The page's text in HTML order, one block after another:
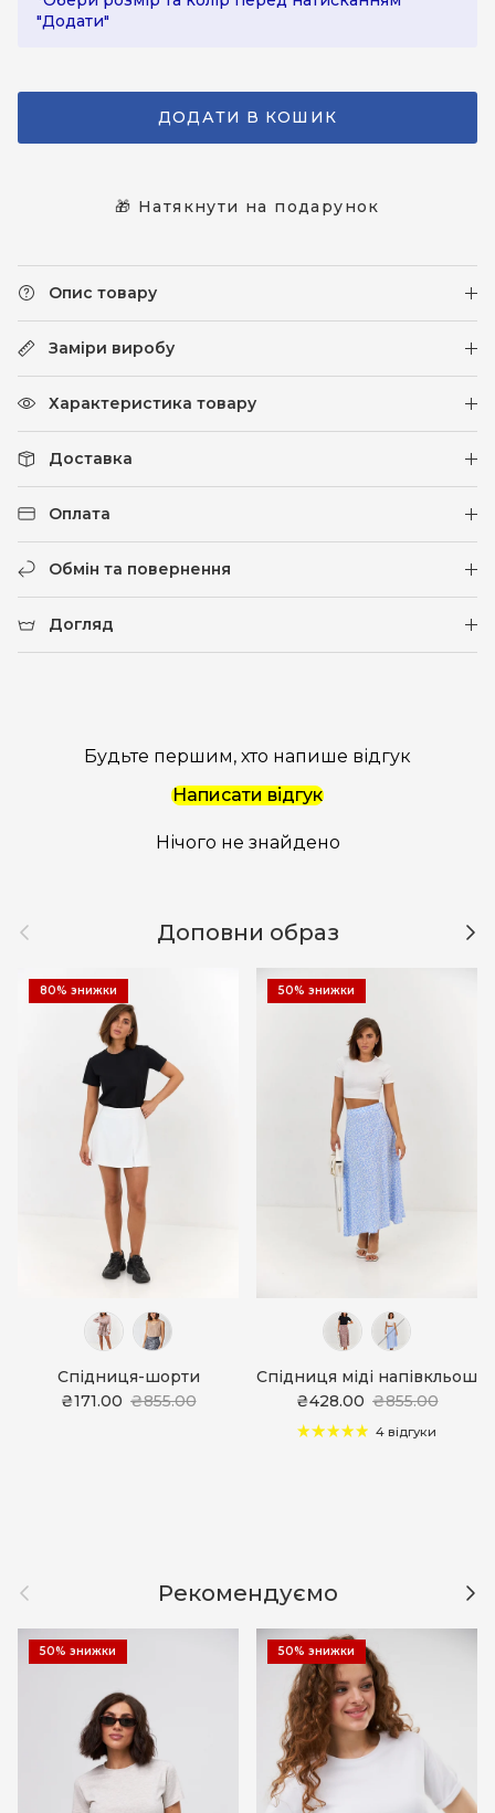
"Додати"
ДОДАТИ В КОШИК
🎁 Натякнути на подарунок
Опис товару
Заміри виробу
Характеристика товару
Доставка
Оплата
Обмін та повернення
Догляд
Будьте першим, хто напише відгук
Написати відгук
Нічого не знайдено
Назад Доповни образ
80% знижки
Спідниця-шорти
₴171.00 ₴855.00
50% знижки
Спідниця міді напівкльош
₴428.00 ₴855.00
4 відгуки
Назад Рекомендуємо
50% знижки 50% знижки